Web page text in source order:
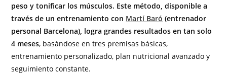
peso y tonificar los músculos. Este método, disponible a
través de un entrenamiento con Martí Baró (entrenador
personal Barcelona), logra grandes resultados en tan solo
4 meses, basándose en tres premisas básicas,
entrenamiento personalizado, plan nutricional avanzado y
seguimiento constante.